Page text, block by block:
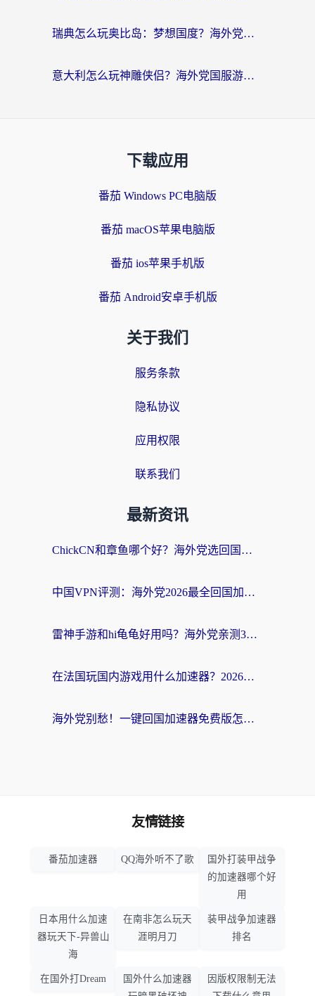
瑞典怎么玩奥比岛：梦想国度？海外党亲测有效的国服游戏加速全攻略
意大利怎么玩神雕侠侣？海外党国服游戏加速终极指南（附欧洲玩王者王国保卫战4不卡技巧）
下载应用
番茄 Windows PC电脑版
番茄 macOS苹果电脑版
番茄 ios苹果手机版
番茄 Android安卓手机版
关于我们
服务条款
隐私协议
应用权限
联系我们
最新资讯
ChickCN和章鱼哪个好？海外党选回国加速器的3个关键维度 + 实用避坑指南
中国VPN评测：海外党2026最全回国加速器选择指南，告别地区限制不踩坑
雷神手游和hi龟龟好用吗？海外党亲测3款回国加速器，教你选对国外到国内加速器
在法国玩国内游戏用什么加速器？2026实测解决延迟卡顿的实用指南
海外党别愁！一键回国加速器免费版怎么选？从踩坑到流畅访问的全攻略
友情链接
番茄加速器 QQ海外听不了歌
国外打装甲战争
的加速器哪个好
用
日本用什么加速
器玩天下-异兽山
海
在南非怎么玩天
涯明月刀
装甲战争加速器
排名
在国外打Dream
国外什么加速器
因版权限制无法